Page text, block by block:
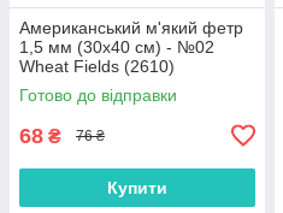
Американський м'який фетр
1,5 мм (30х40 см) - №02
Wheat Fields (2610)
Готово до відправки
68 ₴ 76 ₴
Купити